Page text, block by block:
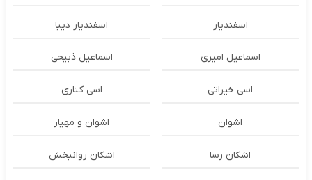
اسفندیار اسفندیار دیبا
اسماعیل امیری اسماعیل ذبیحی
اسی خیراتی اسی کناری
اشوان اشوان و مهیار
اشکان رسا اشکان روانبخش